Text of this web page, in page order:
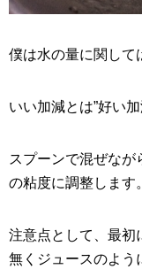
僕は水の量に関して
いい加減とは”好い加
スプーンで混ぜなが
の粘度に調整します。
注意点として、最初
無くジュースのよう